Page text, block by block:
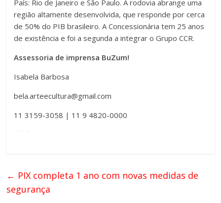
País: Rio de Janeiro e São Paulo. A rodovia abrange uma
região altamente desenvolvida, que responde por cerca
de 50% do PIB brasileiro. A Concessionária tem 25 anos
de existência e foi a segunda a integrar o Grupo CCR.
Assessoria de imprensa BuZum!
Isabela Barbosa
bela.arteecultura@gmail.com
11 3159-3058 | 11 9 4820-0000
← PIX completa 1 ano com novas medidas de
segurança